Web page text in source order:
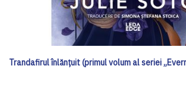
Trandafirul înlănțuit (primul volum al seriei